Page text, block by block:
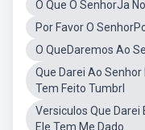
O Que O SenhorJa
Por Favor O
O QueDaremos Ao
Que Darei Ao
Tem Feito Tumbrl
Versiculos Que Darei
Ele Tem Me Dado